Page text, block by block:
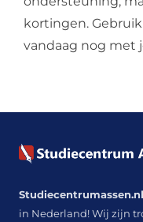
kortingen. Gebruik
vandaag nog met
Studiecentrumassen.nl
in Nederland! Wij zijn